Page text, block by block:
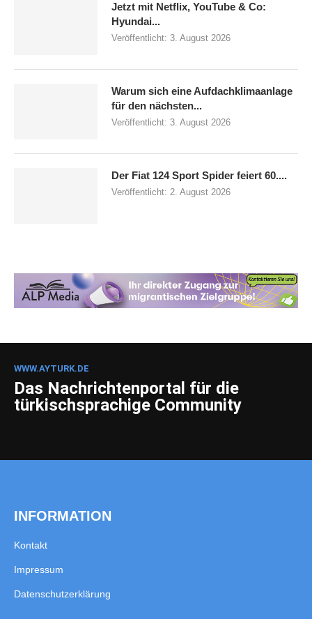
Jetzt mit Netflix, YouTube & Co:
Hyundai...
Veröffentlicht: 3. August 2026
Warum sich eine Aufdachklimaanlage
für den nächsten...
Veröffentlicht: 3. August 2026
Der Fiat 124 Sport Spider feiert 60....
Veröffentlicht: 2. August 2026
INFORMATION
Kontakt
Impressum
Datenschutzerklärung
WWW.AYTURK.DE
Das Nachrichtenportal für die
türkischsprachige Community